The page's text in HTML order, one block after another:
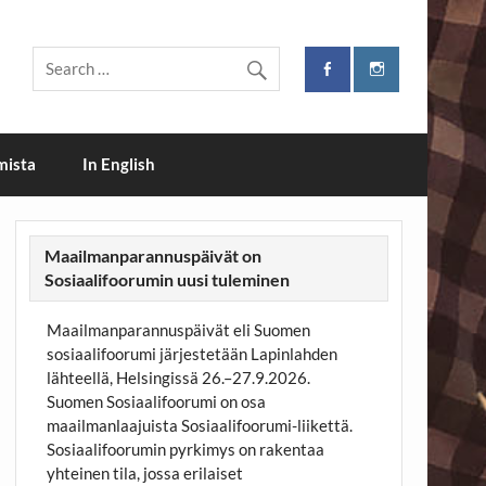
In English
Maailmanparannuspäivät on
Sosiaalifoorumin uusi tuleminen
Maailmanparannuspäivät eli Suomen
sosiaalifoorumi järjestetään Lapinlahden
lähteellä, Helsingissä 26.–27.9.2026.
Suomen Sosiaalifoorumi on osa
maailmanlaajuista Sosiaalifoorumi-liikettä.
Sosiaalifoorumin pyrkimys on rakentaa
yhteinen tila, jossa erilaiset